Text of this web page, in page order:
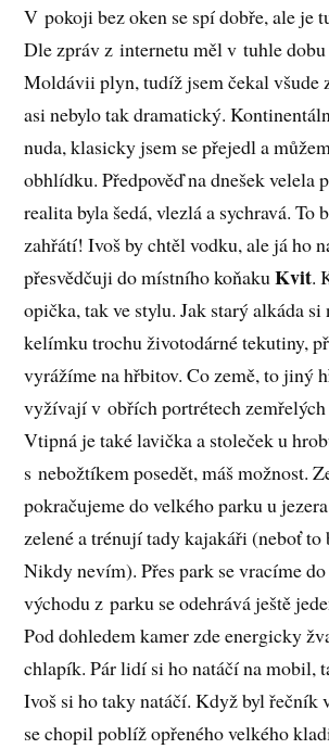
V pokoji bez oken se spí dobře, ale je
Dle zpráv z internetu měl v tuhle
Moldávii plyn, tudíž jsem čekal všude
asi nebylo tak dramatický.
nuda, klasicky jsem se přejedl a
obhlídku. Předpověď na dnešek velela
realita byla šedá, vlezlá a sychravá. To
zahřátí! Ivoš by chtěl vodku, ale já ho
přesvědčuji do místního koňakuKvit.
opička, tak ve stylu. Jak starý alkáda si
kelímku trochu životodárné tekutiny,
vyrážíme na hřbitov. Co země, to jiný
vyžívají v obřích portrétech zemřelých
Vtipná je také lavička a stoleček u
s nebožtíkem posedět, máš možnost.
pokračujeme do velkého parku u
zelené a trénují tady kajakáři (neboť to
Nikdy nevím). Přes park se vracíme
východu z parku se odehrává ještě
Pod dohledem kamer zde energicky
chlapík. Pár lidí si ho natáčí na mobil,
Ivoš si ho taky natáčí. Když byl řečník
se chopil poblíž opřeného velkého